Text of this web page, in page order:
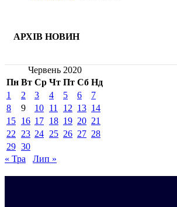
АРХІВ НОВИН
Червень 2020
Пн Вт Ср Чт Пт Сб Нд
1
2 3 4 5 6
7
8
9 10 11 12 13 14
15 16 17 18 19 20 21
22 23 24 25 26 27 28
29 30
« Тра
Лип »